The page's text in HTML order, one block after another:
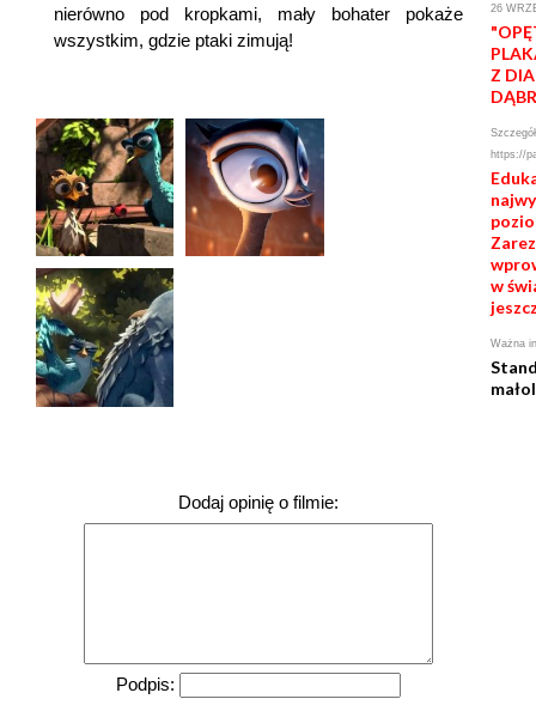
nierówno pod kropkami, mały bohater pokaże
wszystkim, gdzie ptaki zimują!
Dodaj opinię o filmie:
Podpis:
26
Z
https://
w
Ważna